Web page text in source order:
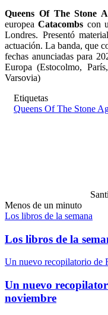
Queens Of The Stone
europeaCatacombs con
Londres. Presentó
actuación. La banda, que
fechas anunciadas para
Europa (Estocolmo,
Varsovia)
Etiquetas
Queens Of The Stone
Menos de un minuto
Los libros de la semana
Los libros de la
Un nuevo recopilatorio de
Un nuevo
noviembre